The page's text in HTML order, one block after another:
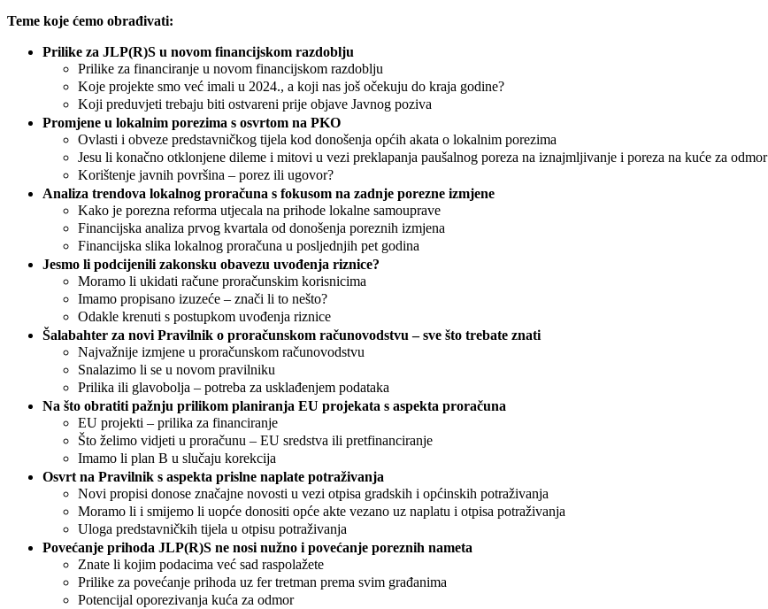
Teme koje ćemo obrađivati:
Prilike za JLP(R)S u novom financijskom razdoblju
Prilike za financiranje u novom financijskom razdoblju
Koje projekte smo već imali u 2024., a koji nas još očekuju do kraja godine?
Koji preduvjeti trebaju biti ostvareni prije objave Javnog poziva
Promjene u lokalnim porezima s osvrtom na PKO
Ovlasti i obveze predstavničkog tijela kod donošenja općih akata o lokalnim porezima
Jesu li konačno otklonjene dileme i mitovi u vezi preklapanja paušalnog poreza na iznajmljivanje i poreza na kuće za odmor
Korištenje javnih površina – porez ili ugovor?
Analiza trendova lokalnog proračuna s fokusom na zadnje porezne izmjene
Kako je porezna reforma utjecala na prihode lokalne samouprave
Financijska analiza prvog kvartala od donošenja poreznih izmjena
Financijska slika lokalnog proračuna u posljednjih pet godina
Jesmo li podcijenili zakonsku obavezu uvođenja riznice?
Moramo li ukidati račune proračunskim korisnicima
Imamo propisano izuzeće – znači li to nešto?
Odakle krenuti s postupkom uvođenja riznice
Šalabahter za novi Pravilnik o proračunskom računovodstvu – sve što trebate znati
Najvažnije izmjene u proračunskom računovodstvu
Snalazimo li se u novom pravilniku
Prilika ili glavobolja – potreba za usklađenjem podataka
Na što obratiti pažnju prilikom planiranja EU projekata s aspekta proračuna
EU projekti – prilika za financiranje
Što želimo vidjeti u proračunu – EU sredstva ili pretfinanciranje
Imamo li plan B u slučaju korekcija
Osvrt na Pravilnik s aspekta prislne naplate potraživanja
Novi propisi donose značajne novosti u vezi otpisa gradskih i općinskih potraživanja
Moramo li i smijemo li uopće donositi opće akte vezano uz naplatu i otpisa potraživanja
Uloga predstavničkih tijela u otpisu potraživanja
Povećanje prihoda JLP(R)S ne nosi nužno i povećanje poreznih nameta
Znate li kojim podacima već sad raspolažete
Prilike za povećanje prihoda uz fer tretman prema svim građanima
Potencijal oporezivanja kuća za odmor